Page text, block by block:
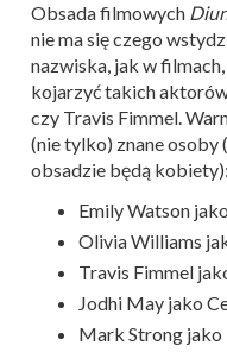
Obsada filmowych
nie ma się czego
nazwiska, jak w
kojarzyć takich
czy Travis Fimmel.
(nie tylko) znane
obsadzie będą kobiety):
Emily Watson
Olivia Williams
Travis Fimmel
Jodhi May jako
Mark Strong